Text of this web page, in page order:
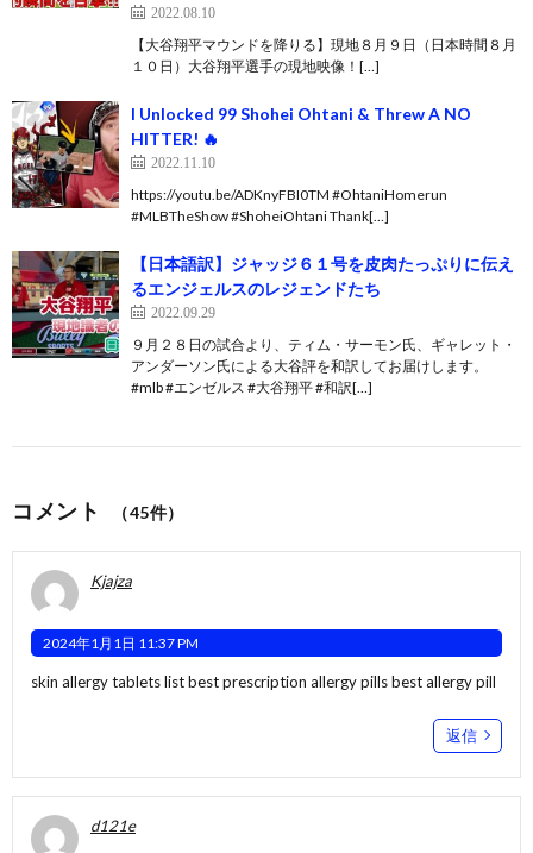
2022.08.10
【大谷翔平マウンドを降りる】現地８月９日（日本時間８月
１０日）大谷翔平選手の現地映像！[…]
I Unlocked 99 Shohei Ohtani & Threw A NO
HITTER! 🔥
2022.11.10
https://youtu.be/ADKnyFBI0TM #OhtaniHomerun
#MLBTheShow #ShoheiOhtani Thank[…]
【日本語訳】ジャッジ６１号を皮肉たっぷりに伝え
るエンジェルスのレジェンドたち
2022.09.29
９月２８日の試合より、ティム・サーモン氏、ギャレット・
アンダーソン氏による大谷評を和訳してお届けします。
#mlb #エンゼルス #大谷翔平 #和訳[…]
コメント （45件）
Kjajza
2024年1月1日 11:37 PM
skin allergy tablets listbest prescription allergy pillsbest allergy pill
返信
d121e